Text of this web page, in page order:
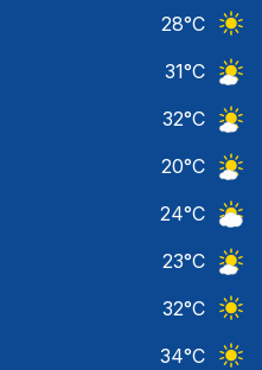
28°C
31°C
32°C
20°C
24°C
23°C
32°C
34°C